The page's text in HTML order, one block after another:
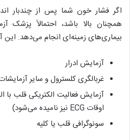
اگر فشار خون شما پس از چندبار
همچنان بالا باشد، احتمالاً پزشک
بیماری‌های زمینه‌ای انجام می‌دهد. این
آزمایش ادرار
غربالگری کلسترول و سایر
اوقات ECG نیز نامیده می‌شود)
سونوگرافی قلب یا کلیه